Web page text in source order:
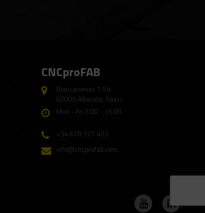
CNCproFAB
Blancanieves 1 Str.
02005 Albacete, Spain.
Mon - Fri 7.00 - 15.00
+34 670 721 403
info@cncprofab.com